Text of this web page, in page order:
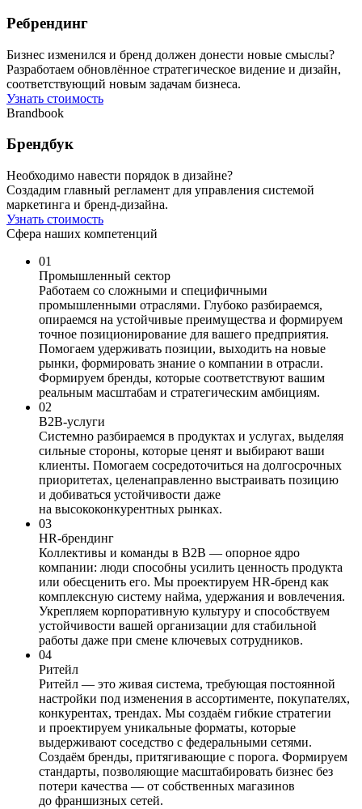
Ребрендинг
Бизнес изменился и бренд должен донести новые смыслы?
Разработаем обновлённое стратегическое видение и дизайн,
соответствующий новым задачам бизнеса.
Узнать стоимость
Brandbook
Брендбук
Необходимо навести порядок в дизайне?
Создадим главный регламент для управления системой
маркетинга и бренд-дизайна.
Узнать стоимость
Сфера наших компетенций
01
Промышленный сектор
Работаем со сложными и специфичными
промышленными отраслями. Глубоко разбираемся,
опираемся на устойчивые преимущества и формируем
точное позиционирование для вашего предприятия.
Помогаем удерживать позиции, выходить на новые
рынки, формировать знание о компании в отрасли.
Формируем бренды, которые соответствуют вашим
реальным масштабам и стратегическим амбициям.
02
B2B-услуги
Системно разбираемся в продуктах и услугах, выделяя
сильные стороны, которые ценят и выбирают ваши
клиенты. Помогаем сосредоточиться на долгосрочных
приоритетах, целенаправленно выстраивать позицию
и добиваться устойчивости даже
на высококонкурентных рынках.
03
HR-брендинг
Коллективы и команды в В2В — опорное ядро
компании: люди способны усилить ценность продукта
или обесценить его. Мы проектируем HR-бренд как
комплексную систему найма, удержания и вовлечения.
Укрепляем корпоративную культуру и способствуем
устойчивости вашей организации для стабильной
работы даже при смене ключевых сотрудников.
04
Ритейл
Ритейл — это живая система, требующая постоянной
настройки под изменения в ассортименте, покупателях,
конкурентах, трендах. Мы создаём гибкие стратегии
и проектируем уникальные форматы, которые
выдерживают соседство с федеральными сетями.
Создаём бренды, притягивающие с порога. Формируем
стандарты, позволяющие масштабировать бизнес без
потери качества — от собственных магазинов
до франшизных сетей.